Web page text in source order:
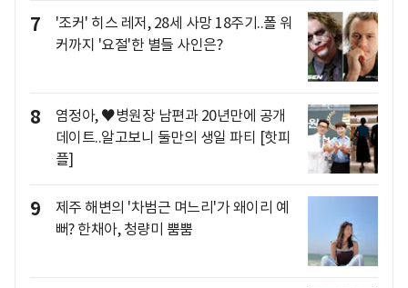
7
'조커' 히스 레저, 28세 사망 18주기..폴 워
커까지 '요절'한 별들 사인은?
8
염정아, ♥병원장 남편과 20년만에 공개
데이트..알고보니 둘만의 생일 파티 [핫피
플]
9
제주 해변의 '차범근 며느리'가 왜이리 예
뻐? 한채아, 청량미 뿜뿜